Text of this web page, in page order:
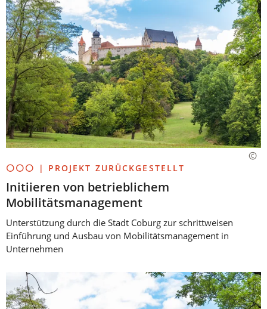
⚪⚪⚪ | PROJEKT ZURÜCKGESTELLT
Initiieren von betrieblichem
Mobilitätsmanagement
Unterstützung durch die Stadt Coburg zur schrittweisen
Einführung und Ausbau von Mobilitätsmanagement in
Unternehmen